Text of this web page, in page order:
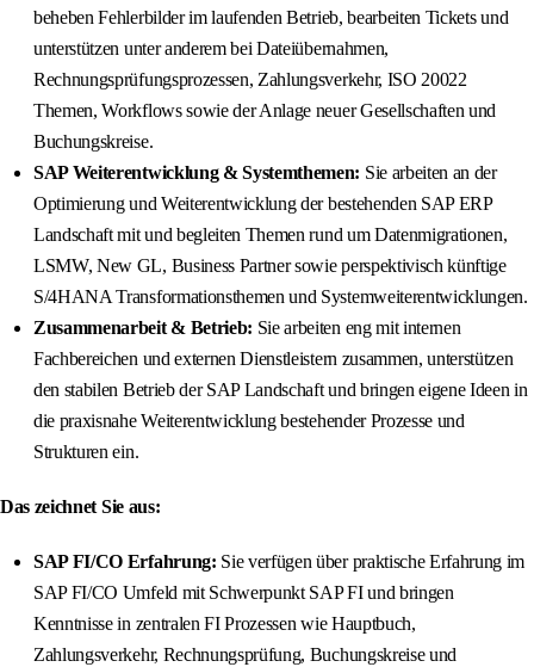
beheben Fehlerbilder im laufenden Betrieb, bearbeiten Tickets und
unterstützen unter anderem bei Dateiübernahmen,
Rechnungsprüfungsprozessen, Zahlungsverkehr, ISO 20022
Themen, Workflows sowie der Anlage neuer Gesellschaften und
Buchungskreise.
SAP Weiterentwicklung & Systemthemen: Sie arbeiten an der
Optimierung und Weiterentwicklung der bestehenden SAP ERP
Landschaft mit und begleiten Themen rund um Datenmigrationen,
LSMW, New GL, Business Partner sowie perspektivisch künftige
S/4HANA Transformationsthemen und Systemweiterentwicklungen.
Zusammenarbeit & Betrieb: Sie arbeiten eng mit internen
Fachbereichen und externen Dienstleistern zusammen, unterstützen
den stabilen Betrieb der SAP Landschaft und bringen eigene Ideen in
die praxisnahe Weiterentwicklung bestehender Prozesse und
Strukturen ein.
Das zeichnet Sie aus:
SAP FI/CO Erfahrung: Sie verfügen über praktische Erfahrung im
SAP FI/CO Umfeld mit Schwerpunkt SAP FI und bringen
Kenntnisse in zentralen FI Prozessen wie Hauptbuch,
Zahlungsverkehr, Rechnungsprüfung, Buchungskreise und